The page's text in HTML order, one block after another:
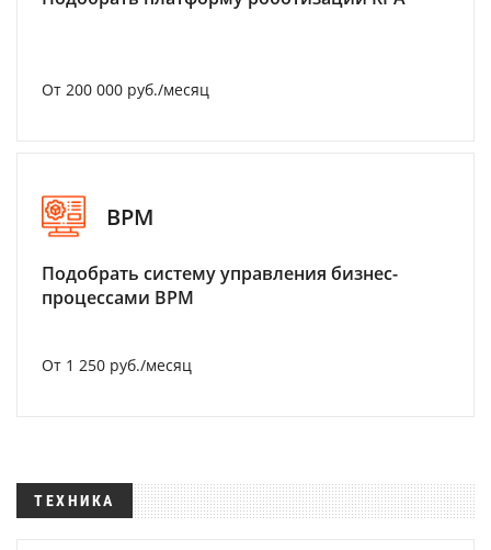
От 200 000 руб./месяц
BPM
Подобрать систему управления бизнес-
процессами BPM
От 1 250 руб./месяц
ТЕХНИКА